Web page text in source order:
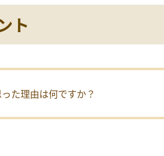
ト
た理由は何ですか？